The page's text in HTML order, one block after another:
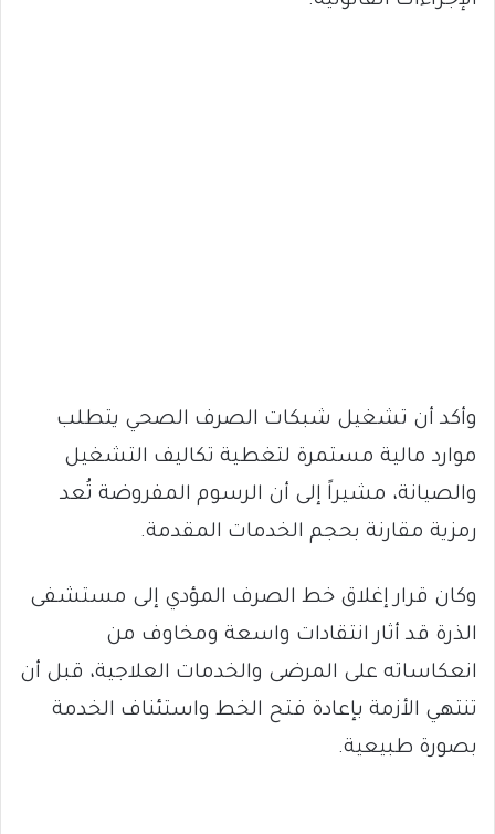
وأكد أن تشغيل شبكات الصرف الصحي يتطلب
موارد مالية مستمرة لتغطية تكاليف التشغيل
والصيانة، مشيراً إلى أن الرسوم المفروضة تُعد
رمزية مقارنة بحجم الخدمات المقدمة.
وكان قرار إغلاق خط الصرف المؤدي إلى مستشفى
الذرة قد أثار انتقادات واسعة ومخاوف من
انعكاساته على المرضى والخدمات العلاجية، قبل أن
تنتهي الأزمة بإعادة فتح الخط واستئناف الخدمة
بصورة طبيعية.